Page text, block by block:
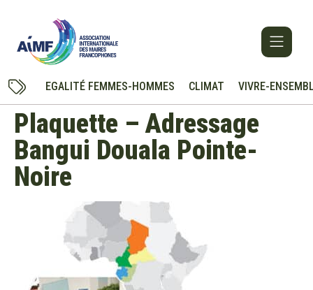
EGALITÉ FEMMES-HOMMES CLIMAT VIVRE-
Plaquette – Adressage
Bangui Douala Pointe-
Noire